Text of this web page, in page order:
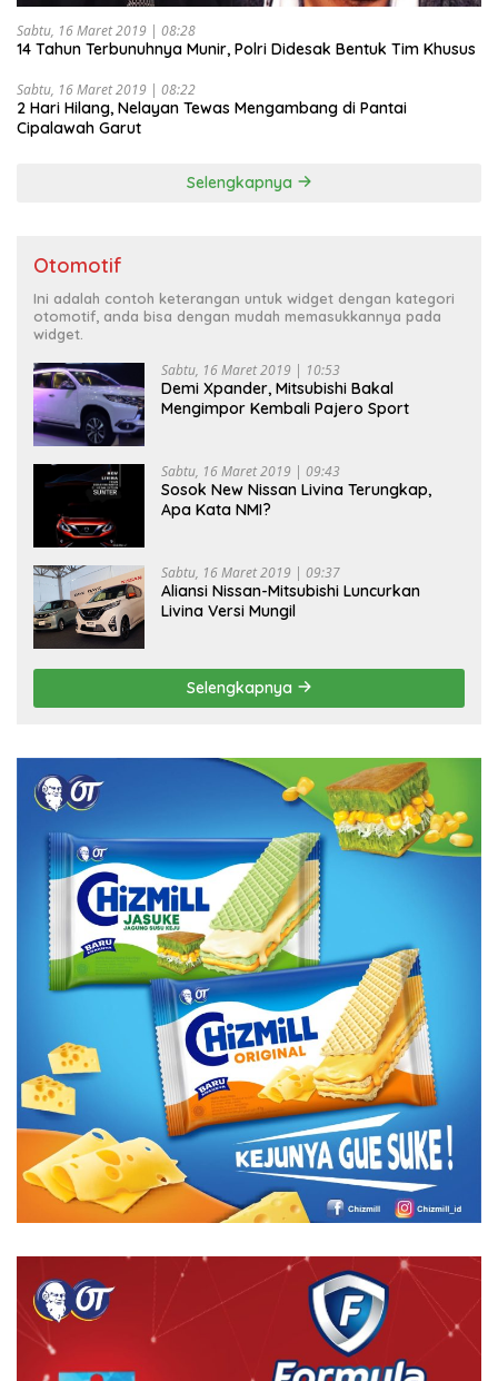
Sabtu, 16 Maret 2019 | 08:28
14 Tahun Terbunuhnya Munir, Polri Didesak Bentuk Tim Khusus
Sabtu, 16 Maret 2019 | 08:22
2 Hari Hilang, Nelayan Tewas Mengambang di Pantai
Cipalawah Garut
Selengkapnya
Otomotif
Ini adalah contoh keterangan untuk widget dengan kategori
otomotif, anda bisa dengan mudah memasukkannya pada
widget.
Sabtu, 16 Maret 2019 | 10:53
Demi Xpander, Mitsubishi Bakal
Mengimpor Kembali Pajero Sport
Sabtu, 16 Maret 2019 | 09:43
Sosok New Nissan Livina Terungkap,
Apa Kata NMI?
Sabtu, 16 Maret 2019 | 09:37
Aliansi Nissan-Mitsubishi Luncurkan
Livina Versi Mungil
Selengkapnya